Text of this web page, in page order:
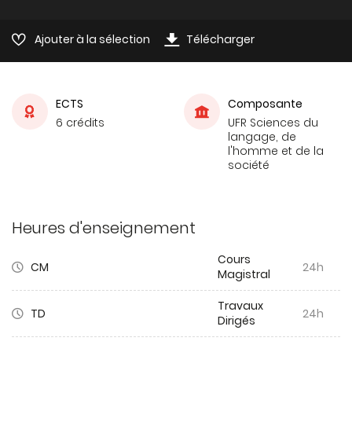
Ajouter à la sélection Télécharger
ECTS
6 crédits
Composante
UFR Sciences du
langage, de
l'homme et de la
société
Heures d'enseignement
CM
Cours
Magistral
24h
TD
Travaux
Dirigés
24h